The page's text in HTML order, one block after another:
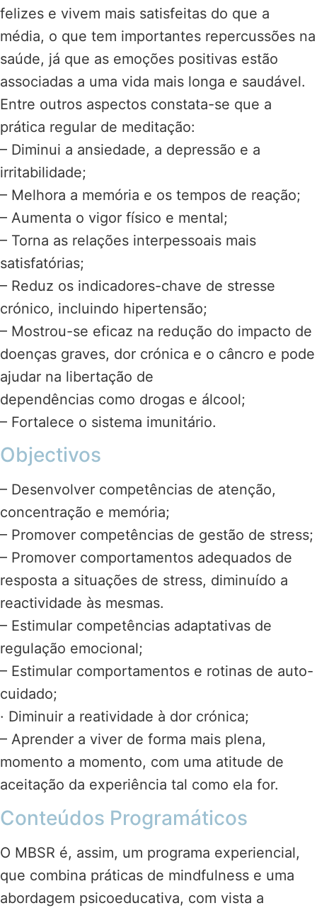
felizes e vivem mais satisfeitas do que a
média, o que tem importantes repercussões na
saúde, já que as emoções positivas estão
associadas a uma vida mais longa e saudável.
Entre outros aspectos constata-se que a
prática regular de meditação:
– Diminui a ansiedade, a depressão e a
irritabilidade;
– Melhora a memória e os tempos de reação;
– Aumenta o vigor físico e mental;
– Torna as relações interpessoais mais
satisfatórias;
– Reduz os indicadores-chave de stresse
crónico, incluindo hipertensão;
– Mostrou-se eficaz na redução do impacto de
doenças graves, dor crónica e o câncro e pode
ajudar na libertação de
dependências como drogas e álcool;
– Fortalece o sistema imunitário.
Objectivos
– Desenvolver competências de atenção,
concentração e memória;
– Promover competências de gestão de stress;
– Promover comportamentos adequados de
resposta a situações de stress, diminuído a
reactividade às mesmas.
– Estimular competências adaptativas de
regulação emocional;
– Estimular comportamentos e rotinas de auto-
cuidado;
· Diminuir a reatividade à dor crónica;
– Aprender a viver de forma mais plena,
momento a momento, com uma atitude de
aceitação da experiência tal como ela for.
Conteúdos Programáticos
O MBSR é, assim, um programa experiencial,
que combina práticas de mindfulness e uma
abordagem psicoeducativa, com vista a